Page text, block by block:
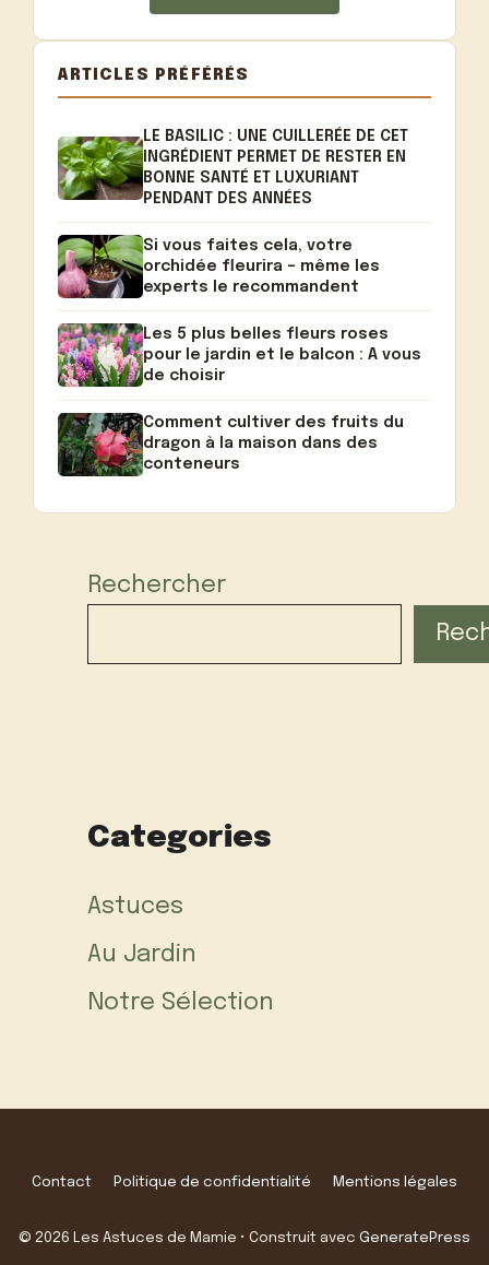
ARTICLES PRÉFÉRÉS
LE BASILIC : UNE CUILLERÉE DE CET
INGRÉDIENT PERMET DE RESTER EN
BONNE SANTÉ ET LUXURIANT
PENDANT DES ANNÉES
Si vous faites cela, votre
orchidée fleurira – même les
experts le recommandent
Les 5 plus belles fleurs roses
pour le jardin et le balcon : A vous
de choisir
Comment cultiver des fruits du
dragon à la maison dans des
conteneurs
Rechercher
Categories
Astuces
Au Jardin
Notre Sélection
Contact Politique de confidentialité Mentions légales
© 2026 Les Astuces de Mamie • Construit avec GeneratePress